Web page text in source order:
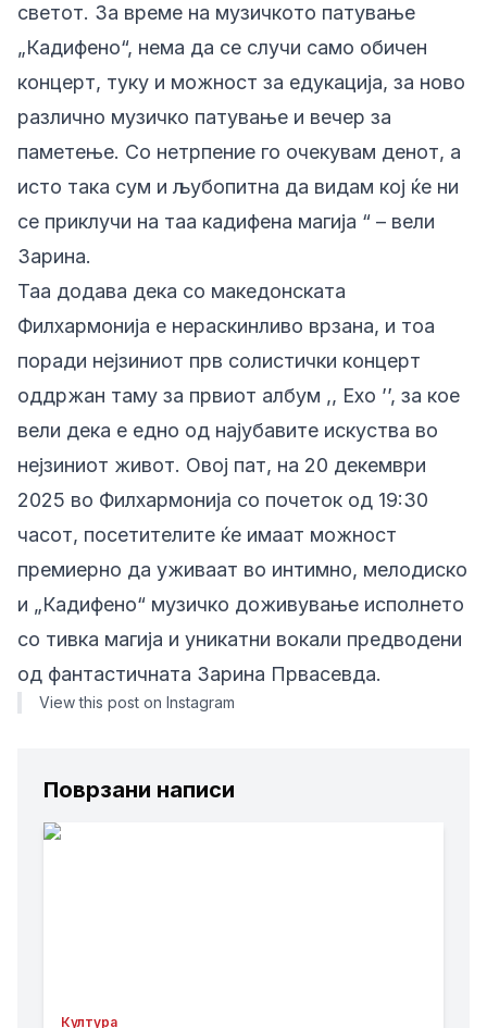
светот. За време на музичкото патување
„Кадифено“, нема да се случи само обичен
концерт, туку и можност за едукација, за ново
различно музичко патување и вечер за
паметење. Со нетрпение го очекувам денот, а
исто така сум и љубопитна да видам кој ќе ни
се приклучи на таа кадифена магија “ – вели
Зарина.
Таа додава дека со македонската
Филхармонија е нераскинливо врзана, и тоа
поради нејзиниот прв солистички концерт
оддржан таму за првиот албум ,, Ехо ’’, за кое
вели дека е едно од најубавите искуства во
нејзиниот живот. Овој пат, на 20 декември
2025 во Филхармонија со почеток од 19:30
часот, посетителите ќе имаат можност
премиерно да уживаат во интимно, мелодиско
и „Кадифено“ музичко доживување исполнето
со тивка магија и уникатни вокали предводени
од фантастичната Зарина Првасевда.
View this post on Instagram
Поврзани написи
Култура